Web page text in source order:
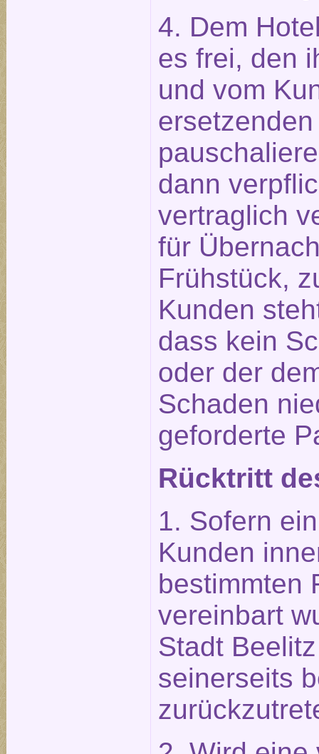
4. Dem
es frei, den
und vom
dann
vertraglich
für
Frühstück,
Kunden
dass kein
oder der
Schaden
geforderte
Rücktritt
1. Sofern
Kunden
bestimmten
vereinbart
Stadt
seinerseits